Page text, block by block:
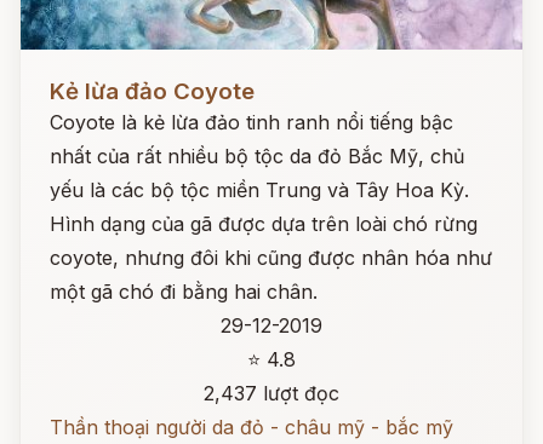
Kẻ lừa đảo Coyote
Coyote là kẻ lừa đảo tinh ranh nổi tiếng bậc
nhất của rất nhiều bộ tộc da đỏ Bắc Mỹ, chủ
yếu là các bộ tộc miền Trung và Tây Hoa Kỳ.
Hình dạng của gã được dựa trên loài chó rừng
coyote, nhưng đôi khi cũng được nhân hóa như
một gã chó đi bằng hai chân.
29-12-2019
⭐ 4.8
2,437 lượt đọc
Thần thoại người da đỏ - châu mỹ - bắc mỹ